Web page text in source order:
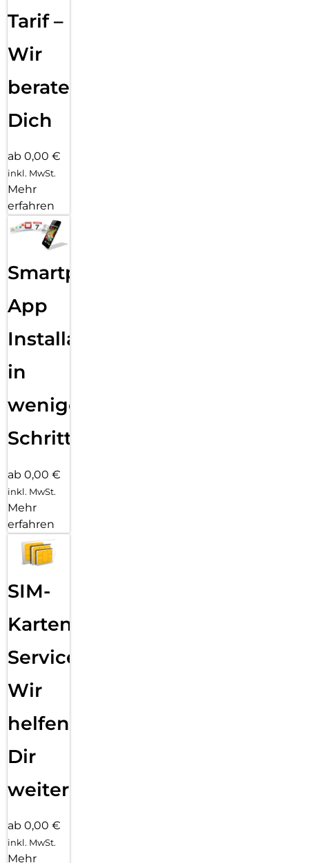
Tarif –
Wir
beraten
Dich
ab 0,00 €
inkl. MwSt.
Mehr
erfahren
Smartphone
App
Installation
in
wenigen
Schritten
ab 0,00 €
inkl. MwSt.
Mehr
erfahren
SIM-
Karten
Service:
Wir
helfen
Dir
weiter
ab 0,00 €
inkl. MwSt.
Mehr